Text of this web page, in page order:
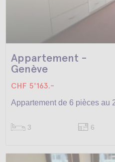
Appartement -
Genève
CHF 5'163.-
Appartement de 6 pièces au
3 6